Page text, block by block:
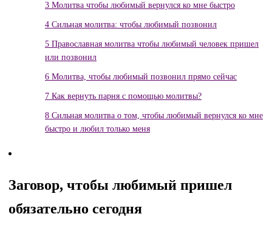
3 Молитва чтобы любимый вернулся ко мне быстро
4 Сильная молитва: чтобы любимый позвонил
5 Православная молитва чтобы любимый человек пришел
или позвонил
6 Молитва, чтобы любимый позвонил прямо сейчас
7 Как вернуть парня с помощью молитвы?
8 Сильная молитва о том, чтобы любимый вернулся ко мне
быстро и любил только меня
Заговор, чтобы любимый пришел
обязательно сегодня